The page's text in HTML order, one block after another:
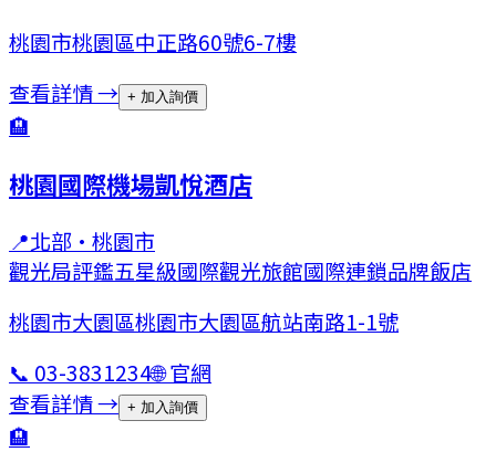
桃園市桃園區中正路60號6-7樓
查看詳情 → + 加入詢價
🏨
桃園國際機場凱悅酒店
📍北部 · 桃園市
觀光局評鑑五星級國際觀光旅館國際連鎖品牌飯店
桃園市大園區桃園市大園區航站南路1-1號
📞 03-3831234🌐 官網
查看詳情 → + 加入詢價
🏨